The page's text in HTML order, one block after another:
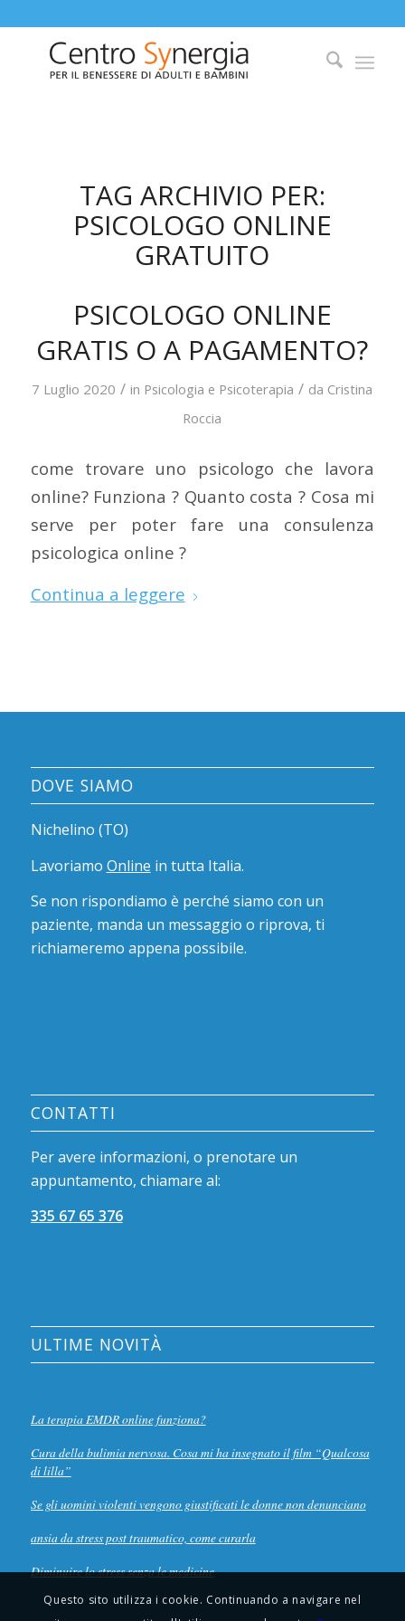
TAG ARCHIVIO PER:
PSICOLOGO ONLINE
GRATUITO
PSICOLOGO ONLINE
GRATIS O A PAGAMENTO?
7 Luglio 2020 / in Psicologia e Psicoterapia / da Cristina
Roccia
come trovare uno psicologo che lavora
online? Funziona ? Quanto costa ? Cosa mi
serve per poter fare una consulenza
psicologica online ?
Continua a leggere
DOVE SIAMO
Nichelino (TO)
Lavoriamo Online in tutta Italia.
Se non rispondiamo è perché siamo con un
paziente, manda un messaggio o riprova, ti
richiameremo appena possibile.
CONTATTI
Per avere informazioni, o prenotare un
appuntamento, chiamare al:
335 67 65 376
ULTIME NOVITÀ
La terapia EMDR online funziona?
Cura della bulimia nervosa. Cosa mi ha insegnato il film “Qualcosa
di lilla”
Se gli uomini violenti vengono giustificati le donne non denunciano
ansia da stress post traumatico, come curarla
Diminuire lo stress senza le medicine
Questo sito utilizza i cookie. Continuando a navigare nel